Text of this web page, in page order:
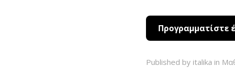
Published by italika in